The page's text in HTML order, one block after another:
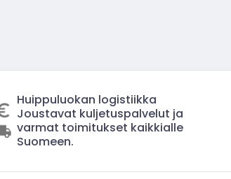
Huippuluokan logistiikka
Joustavat kuljetuspalvelut ja
varmat toimitukset kaikkialle
Suomeen.